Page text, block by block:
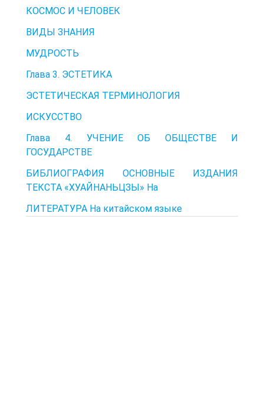
КОСМОС И ЧЕЛОВЕК
ВИДЫ ЗНАНИЯ
МУДРОСТЬ
Глава 3. ЭСТЕТИКА
ЭСТЕТИЧЕСКАЯ ТЕРМИНОЛОГИЯ
ИСКУССТВО
Глава 4. УЧЕНИЕ ОБ ОБЩЕСТВЕ И
ГОСУДАРСТВЕ
БИБЛИОГРАФИЯ ОСНОВНЫЕ ИЗДАНИЯ
ТЕКСТА «ХУАЙНАНЬЦЗЫ» На
ЛИТЕРАТУРА На китайском языке